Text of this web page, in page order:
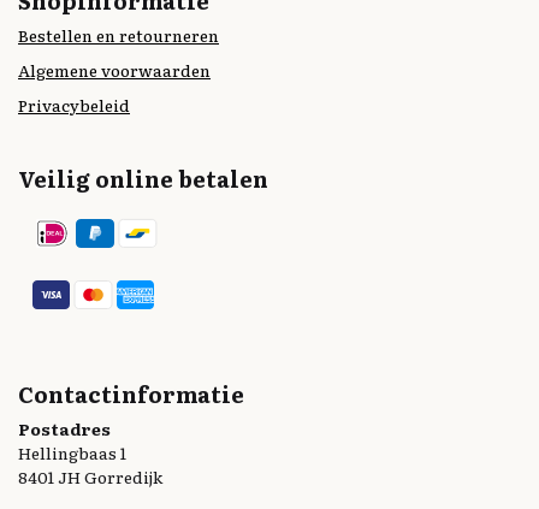
Bestellen en retourneren
Algemene voorwaarden
Privacybeleid
Veilig online betalen
Contactinformatie
Postadres
Hellingbaas 1
8401 JH Gorredijk